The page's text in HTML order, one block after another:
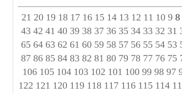
9
10
11
12
13
14
15
16
17
18
19
20
21
31
32
33
34
35
36
37
38
39
40
41
42
43
53
54
55
56
57
58
59
60
61
62
63
64
65
75
76
77
78
79
80
81
82
83
84
85
86
87
97
98
99
100
101
102
103
104
105
106
114
115
116
117
118
119
120
121
122